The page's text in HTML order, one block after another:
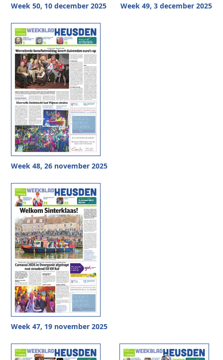
Week 50, 10 december 2025 Week 49, 3 december 2025
Week 48, 26 november 2025
Week 47, 19 november 2025